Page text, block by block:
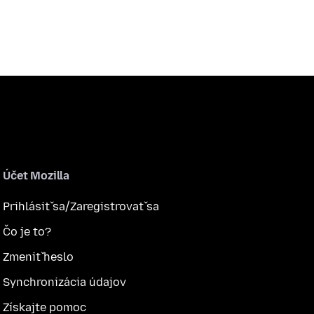
Účet Mozilla
Prihlásiť sa/Zaregistrovať sa
Čo je to?
Zmeniť heslo
Synchronizácia údajov
Získajte pomoc